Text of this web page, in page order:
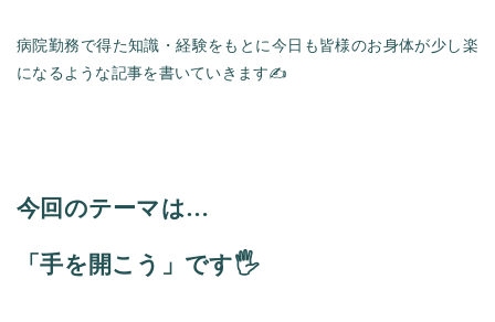
病院勤務で得た知識・経験をもとに今日も皆様のお身体が少し楽
になるような記事を書いていきます✍️
今回のテーマは…
「手を開こう」です🖐️